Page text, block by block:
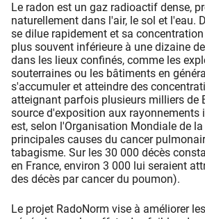
Le radon est un gaz radioactif dense,
naturellement dans l'air, le sol et l'eau.
se dilue rapidement et sa
plus souvent inférieure à une dizaine
dans les lieux confinés, comme les
souterraines ou les bâtiments en
s'accumuler et atteindre des
atteignant parfois plusieurs milliers de
source d'exposition aux rayonnements
est, selon l'Organisation Mondiale de
principales causes du cancer
tabagisme. Sur les 30 000 décès
en France, environ 3 000 lui seraient
des décès par cancer du poumon).
Le projet RadoNorm vise à améliorer